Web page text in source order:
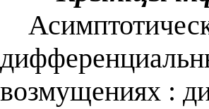
возмущениях :